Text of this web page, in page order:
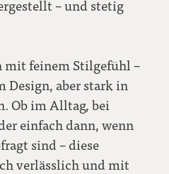
– und stetig
mit feinem Stilgefühl –
Design, aber stark in
Ob im Alltag, bei
einfach dann, wenn
sind – diese
verlässlich und mit